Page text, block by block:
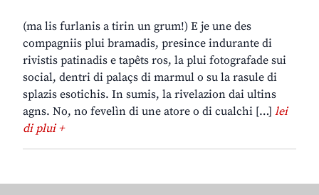
(ma lis furlanis a tirin un grum!) E je une des
compagniis plui bramadis, presince indurante di
rivistis patinadis e tapêts ros, la plui fotografade sui
social, dentri di palaçs di marmul o su la rasule di
splazis esotichis. In sumis, la rivelazion dai ultins
agns. No, no fevelìn di une atore o di cualchi […] lei
di plui +